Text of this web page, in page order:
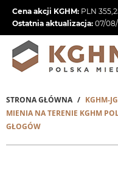
Przejdź
treści
Cena akcji KGHM: PLN
Ostatnia aktualizacja: 07/
Ścieżka
nawigacyjna
STRONA GŁÓWNA
KGHM-
MIENIA NA TERENIE KGHM
GŁOGÓW